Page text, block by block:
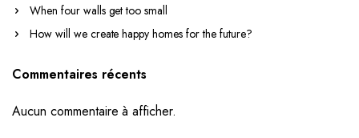
When four walls get too small
How will we create happy homes for the future?
Commentaires récents
Aucun commentaire à afficher.